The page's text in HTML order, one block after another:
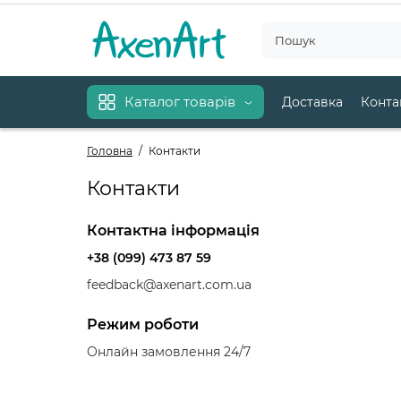
Каталог товарів Доставка
Головна Контакти
Контакти
Контактна інформація
+38 (099) 473 87 59
feedback@axenart.com.ua
Режим роботи
Онлайн замовлення 24/7